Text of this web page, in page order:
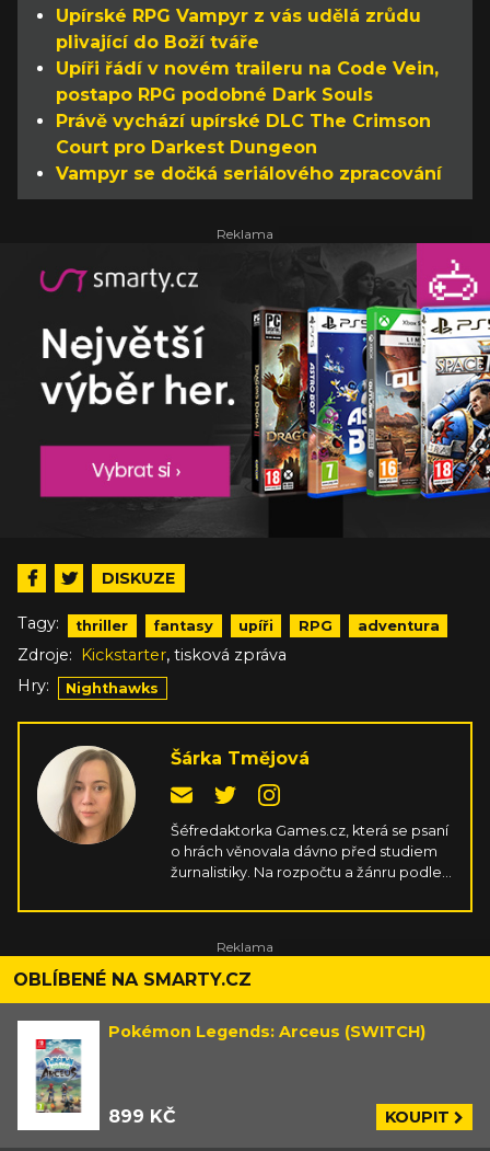
Upírské RPG Vampyr z vás udělá zrůdu
plivající do Boží tváře
Upíři řádí v novém traileru na Code Vein,
postapo RPG podobné Dark Souls
Právě vychází upírské DLC The Crimson
Court pro Darkest Dungeon
Vampyr se dočká seriálového zpracování
DISKUZE
Tagy: thriller fantasy upíři RPG adventura
Zdroje: Kickstarter, tisková zpráva
Hry:
Nighthawks
Šárka Tmějová
Šéfredaktorka Games.cz, která se psaní
o hrách věnovala dávno před studiem
žurnalistiky. Na rozpočtu a žánru podle
především srdíčko, ale skvělá hratelnost
na gamepadu, jen aby si nemusela
pořád kupovat nové PC komponenty.
OBLÍBENÉ NA SMARTY.CZ
Pokémon Legends: Arceus (SWITCH)
899 KČ KOUPIT